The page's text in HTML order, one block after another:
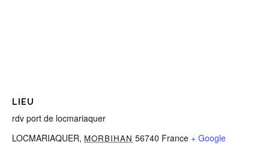
LIEU
rdv port de locmariaquer
LOCMARIAQUER, MORBIHAN 56740 France + Google